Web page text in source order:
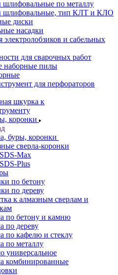
шлифовальные по металлу
шлифовальные, тип КЛТ и КЛО
диски
насадки
электролобзиков и сабельных
для сварочных работ
наборные пилы
для перфораторов
шкурка к
коронки
буры, коронки
сверла-коронки
Max
Plus
по бетону
по дереву
к алмазным сверлам и
по бетону и камню
по дереву
по кафелю и стеклу
по металлу
универсальное
комбинированные